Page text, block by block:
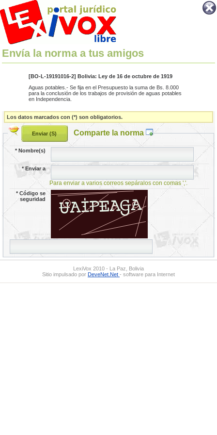
Envía la norma a tus amigos
[BO-L-19191016-2] Bolivia: Ley de 16 de octubre de 1919
Aguas potables.- Se fija en el Presupuesto la suma de Bs. 8.000
para la conclusión de los trabajos de provisión de aguas potables
en Independencia.
Los datos marcados con (*) son obligatorios.
Comparte la norma
*Nombre(s)
*Enviar a
Para enviar a varios correos sepáralos con comas ','.
*Código se
seguridad
LexiVox 2010 - La Paz, Bolivia
Sitio impulsado por DeveNet.Net - software para Internet